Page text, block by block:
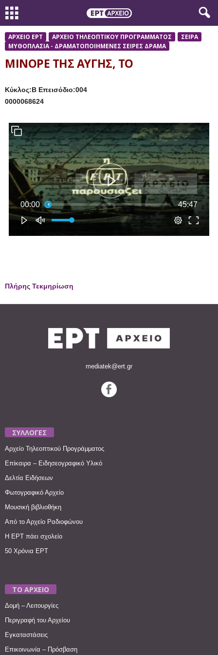
ΑΡΧΕΙΟ ΕΡΤ ΑΡΧΕΙΟ ΤΗΛΕΟΠΤΙΚΟΥ ΠΡΟΓΡΑΜΜΑΤΟΣ
ΣΕΙΡΑ
ΜΥΘΟΠΛΑΣΙΑ - ΔΡΑΜΑΤΟΠΟΙΗΜΕΝΕΣ ΣΕΙΡΕΣ ΔΡΑΜΑ
ΜΙΝΟΡΕ ΤΗΣ ΑΥΓΗΣ, ΤΟ
Κύκλος:Β Επεισόδιο:004
0000068624
Πλήρης Τεκμηρίωση
mediatek@ert.gr
ΣΥΛΛΟΓΕΣ
Αρχείο Τηλεοπτικού Προγράμματος
Επίκαιρα – Ειδησεογραφικό Υλικό
Δελτία Ειδήσεων
Φωτογραφικό Αρχείο
Μουσική βιβλιοθήκη
Από το Αρχείο Ραδιοφώνου
Η ΕΡΤ πάει σχολείο
50 Χρόνια ΕΡΤ
ΤΟ ΑΡΧΕΙΟ
Δομή – Λειτουργίες
Περιγραφή του Αρχείου
Εγκαταστάσεις
Επικοινωνία – Πρόσβαση